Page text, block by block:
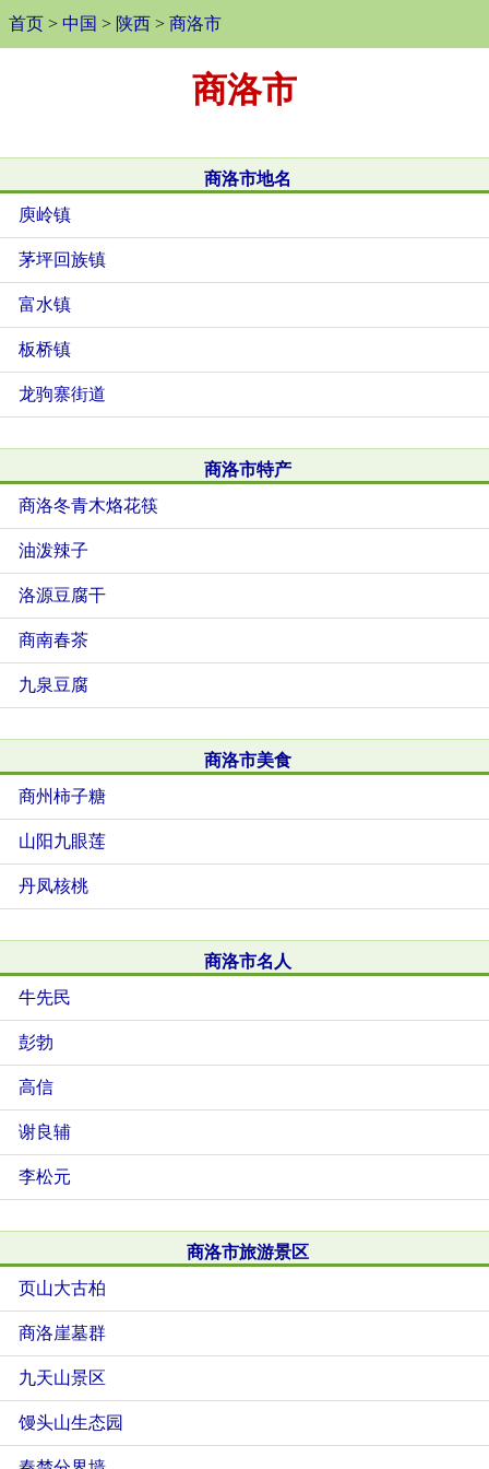
首页 > 中国 > 陕西 > 商洛市
商洛市
商洛市地名
庾岭镇
茅坪回族镇
富水镇
板桥镇
龙驹寨街道
商洛市特产
商洛冬青木烙花筷
油泼辣子
洛源豆腐干
商南春茶
九泉豆腐
商洛市美食
商州柿子糖
山阳九眼莲
丹凤核桃
商洛市名人
牛先民
彭勃
高信
谢良辅
李松元
商洛市旅游景区
页山大古柏
商洛崖墓群
九天山景区
馒头山生态园